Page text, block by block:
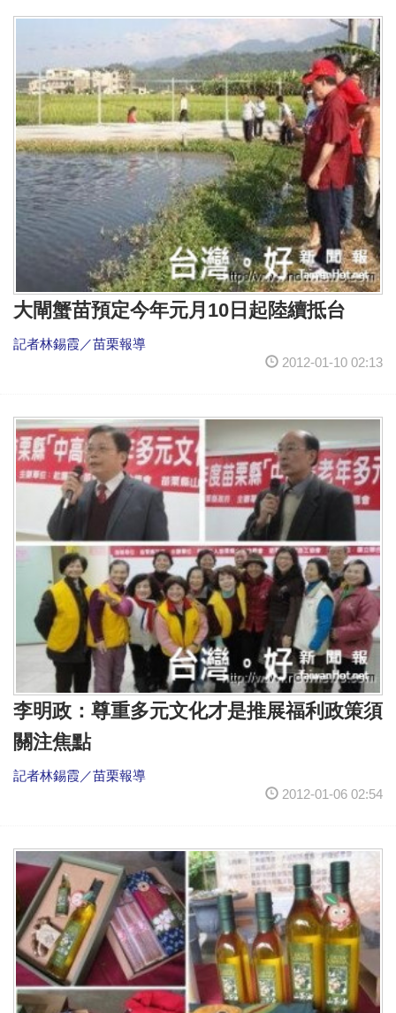
大閘蟹苗預定今年元月10日起陸續抵台
記者林錫霞／苗栗報導
2012-01-10 02:13
李明政：尊重多元文化才是推展福利政策須
關注焦點
記者林錫霞／苗栗報導
2012-01-06 02:54